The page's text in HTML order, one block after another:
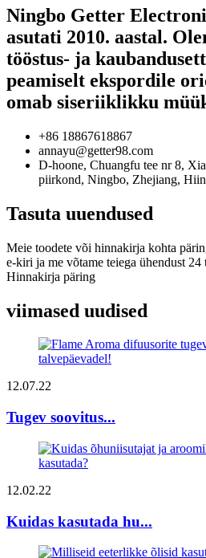
Ningbo Getter
asutati 2010. aastal.
tööstus- ja
peamiselt ekspordile
omab siseriiklikku
+86 18867618867
annayu@getter98.com
D-hoone, Chuangfu tee nr 8,
piirkond, Ningbo, Zhejiang,
Tasuta uuendused
Meie toodete või hinnakirja kohta
e-kiri ja me võtame teiega ühendust
Hinnakirja päring
viimased uudised
12.07.22
Tugev soovitus...
12.02.22
Kuidas kasutada hu...